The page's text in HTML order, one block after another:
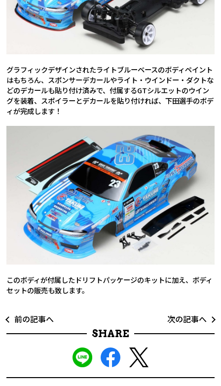
グラフィックデザインされたライトブルーベースのボディペイント
はもちろん、スポンサーデカールやライト・ウインドー・ダクトな
どのデカールも貼り付け済みで、付属するGTシルエットのウイン
グを装着、スポイラーとデカールを貼り付ければ、下田選手のボデ
ィが完成します！
このボディが付属したドリフトパッケージのキットに加え、ボディ
セットの販売も致します。
前の記事へ
次の記事へ
SHARE